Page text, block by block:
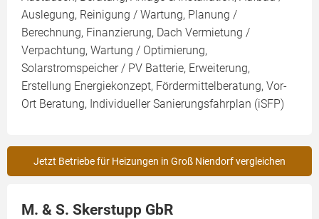
Auslegung, Reinigung / Wartung, Planung /
Berechnung, Finanzierung, Dach Vermietung /
Verpachtung, Wartung / Optimierung,
Solarstromspeicher / PV Batterie, Erweiterung,
Erstellung Energiekonzept, Fördermittelberatung, Vor-
Ort Beratung, Individueller Sanierungsfahrplan (iSFP)
Jetzt Betriebe für Heizungen in Groß Niendorf vergleichen
M. & S. Skerstupp GbR